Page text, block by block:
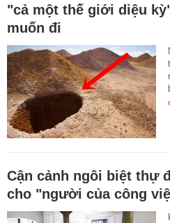
"cả một thế giới diệu
muốn đi
Cận cảnh ngôi biệt thự
cho "người của công